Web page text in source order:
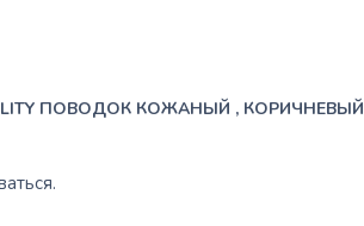
ПОВОДОК КОЖАНЫЙ , КОРИЧНЕВЫЙ
.